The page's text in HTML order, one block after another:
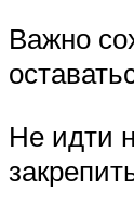
Важно
Не идти